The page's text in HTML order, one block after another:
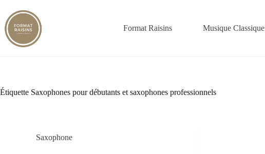
contenu
Format Raisins Musique Classique
Étiquette Saxophones pour débutants et saxophones professionnels
Saxophone